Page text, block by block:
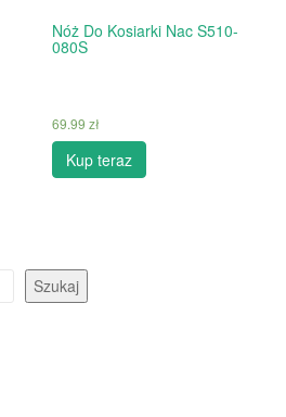
Nóż Do Kosiarki Nac S510-
080S
69.99 zł
Kup teraz
Szukaj